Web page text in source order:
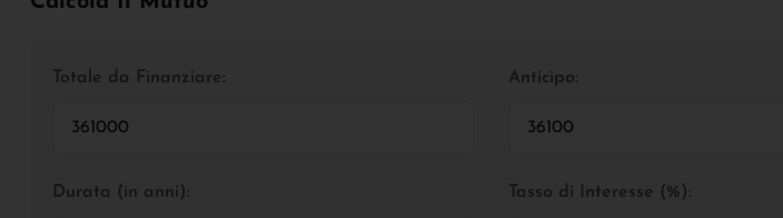
Totale da Finanziare: Anticipo:
Durata (in anni): Tasso di Interesse (%):